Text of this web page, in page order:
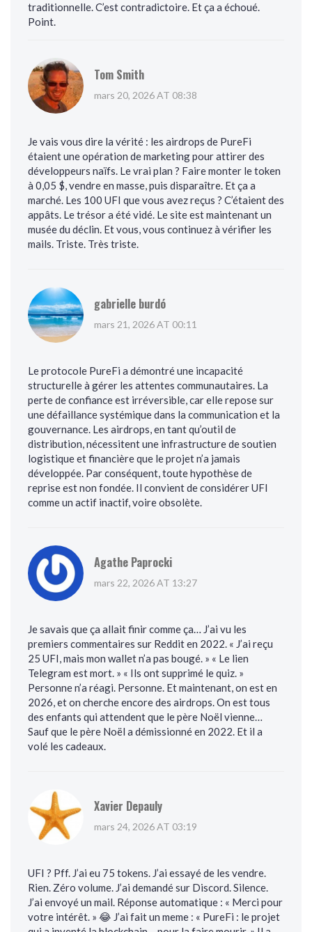
traditionnelle. C’est contradictoire. Et ça a échoué.
Point.
Tom Smith
mars 20, 2026 AT 08:38
Je vais vous dire la vérité : les airdrops de PureFi
étaient une opération de marketing pour attirer des
développeurs naïfs. Le vrai plan ? Faire monter le token
à 0,05 $, vendre en masse, puis disparaître. Et ça a
marché. Les 100 UFI que vous avez reçus ? C’étaient des
appâts. Le trésor a été vidé. Le site est maintenant un
musée du déclin. Et vous, vous continuez à vérifier les
mails. Triste. Très triste.
gabrielle burdó
mars 21, 2026 AT 00:11
Le protocole PureFi a démontré une incapacité
structurelle à gérer les attentes communautaires. La
perte de confiance est irréversible, car elle repose sur
une défaillance systémique dans la communication et la
gouvernance. Les airdrops, en tant qu’outil de
distribution, nécessitent une infrastructure de soutien
logistique et financière que le projet n’a jamais
développée. Par conséquent, toute hypothèse de
reprise est non fondée. Il convient de considérer UFI
comme un actif inactif, voire obsolète.
Agathe Paprocki
mars 22, 2026 AT 13:27
Je savais que ça allait finir comme ça… J’ai vu les
premiers commentaires sur Reddit en 2022. « J’ai reçu
25 UFI, mais mon wallet n’a pas bougé. » « Le lien
Telegram est mort. » « Ils ont supprimé le quiz. »
Personne n’a réagi. Personne. Et maintenant, on est en
2026, et on cherche encore des airdrops. On est tous
des enfants qui attendent que le père Noël vienne…
Sauf que le père Noël a démissionné en 2022. Et il a
volé les cadeaux.
Xavier Depauly
mars 24, 2026 AT 03:19
UFI ? Pff. J’ai eu 75 tokens. J’ai essayé de les vendre.
Rien. Zéro volume. J’ai demandé sur Discord. Silence.
J’ai envoyé un mail. Réponse automatique : « Merci pour
votre intérêt. » 😂 J’ai fait un meme : « PureFi : le projet